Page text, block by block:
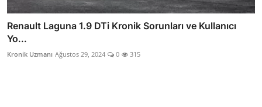
Renault Laguna 1.9 DTi Kronik Sorunları ve Kullanıcı
Yo...
Kronik Uzmanı Ağustos 29, 2024 0 315